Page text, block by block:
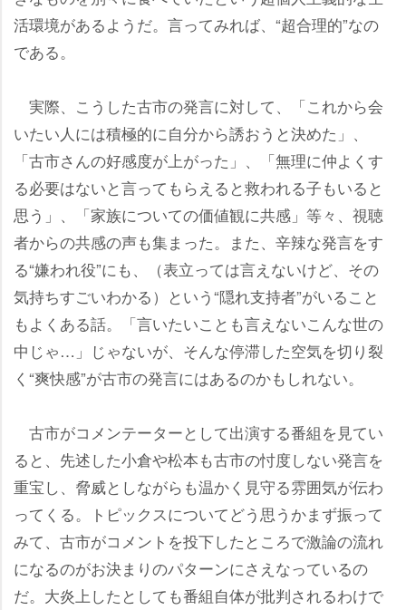
活環境があるようだ。言ってみれば、“超合理的”なの
である。
実際、こうした古市の発言に対して、「これから会
いたい人には積極的に自分から誘おうと決めた」、
「古市さんの好感度が上がった」、「無理に仲よくす
る必要はないと言ってもらえると救われる子もいると
思う」、「家族についての価値観に共感」等々、視聴
者からの共感の声も集まった。また、辛辣な発言をす
る“嫌われ役”にも、（表立っては言えないけど、その
気持ちすごいわかる）という“隠れ支持者”がいること
もよくある話。「言いたいことも言えないこんな世の
中じゃ…」じゃないが、そんな停滞した空気を切り裂
く“爽快感”が古市の発言にはあるのかもしれない。
古市がコメンテーターとして出演する番組を見てい
ると、先述した小倉や松本も古市の忖度しない発言を
重宝し、脅威としながらも温かく見守る雰囲気が伝わ
ってくる。トピックスについてどう思うかまず振って
みて、古市がコメントを投下したところで激論の流れ
になるのがお決まりのパターンにさえなっているの
だ。大炎上したとしても番組自体が批判されるわけで